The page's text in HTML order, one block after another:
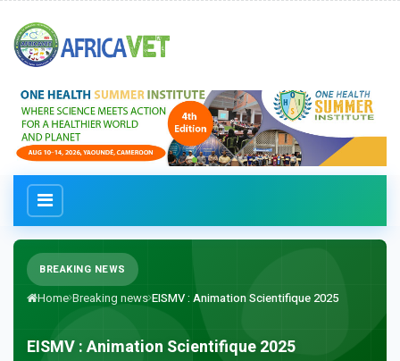
Home Breaking news EISMV : Animation Scientifique 2025
BREAKING NEWS
EISMV : Animation Scientifique 2025